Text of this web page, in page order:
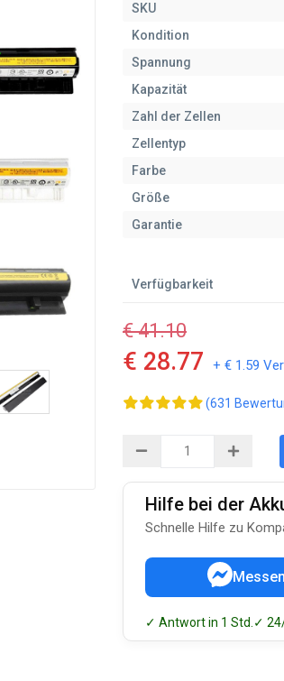
SKU
Kondition
Spannung
Kapazität
Zahl der Zellen
Zellentyp
Farbe
Größe
Garantie
Verfügbarkeit
€ 41.10
€ 28.77 + € 1.59
(631
Hilfe bei der
Schnelle Hilfe zu
✓ Antwort in 1 Std. ✓